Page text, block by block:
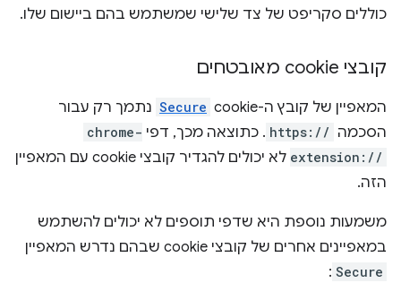
כוללים סקריפט של צד שלישי שמשתמש בהם ביישום שלו.
קובצי cookie מאובטחים
המאפיין של קובץ ה-cookie Secure נתמך רק עבור
הסכמה https:// . כתוצאה מכך, דפי chrome-
extension://
לא יכולים להגדיר קובצי cookie עם המאפיין
הזה.
משמעות נוספת היא שדפי תוספים לא יכולים להשתמש
במאפיינים אחרים של קובצי cookie שבהם נדרש המאפיין
Secure
: